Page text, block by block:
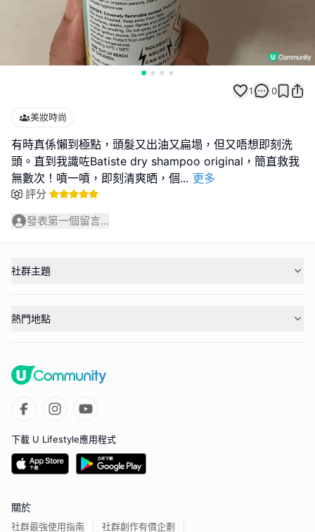
1 0
美妝時尚
有時真係懶到極點，頭髮又出油又扁塌，但又唔想即刻洗
頭。直到我識咗Batiste dry shampoo original，簡直救我
無數次！噴一噴，即刻清爽晒，個... 更多
評分
發表第一個留言...
社群主題
熱門地點
下載 U Lifestyle應用程式
關於
社群最強使用指南 社群創作有價企劃